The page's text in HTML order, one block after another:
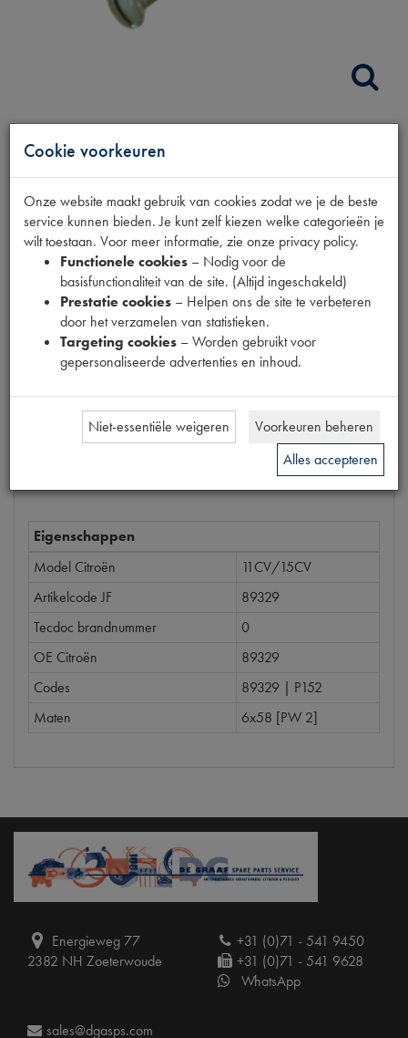
SCHROEF
L.FILTERBEV.BUISFILTER
Productnummer
6080001
Prijs
2,65 (€ 2,19 excl. btw)
Bestel
Eigenschappen
Model Citroën
11CV/15CV
Artikelcode JF
89329
Tecdoc brandnummer
0
OE Citroën
89329
Codes
89329 | P152
Maten
6x58 [PW 2]
Energieweg 77
2382 NH Zoeterwoude
+31 (0)71 - 541 9450
+31 (0)71 - 541 9628
WhatsApp
sales@dgasps.com
Cookie voorkeuren
Onze website maakt gebruik van cookies zodat we je de beste
service kunnen bieden. Je kunt zelf kiezen welke categorieën je
wilt toestaan. Voor meer informatie, zie onze privacy policy.
Functionele cookies – Nodig voor de
basisfunctionaliteit van de site. (Altijd ingeschakeld)
Prestatie cookies – Helpen ons de site te verbeteren
door het verzamelen van statistieken.
Targeting cookies – Worden gebruikt voor
gepersonaliseerde advertenties en inhoud.
Niet-essentiële weigeren
Voorkeuren beheren
Alles accepteren